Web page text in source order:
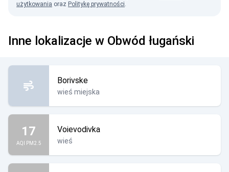
użytkowania oraz Politykę prywatności.
Inne lokalizacje w Obwód ługański
Borivske
wieś miejska
17
AQI PM2.5
Voievodivka
wieś